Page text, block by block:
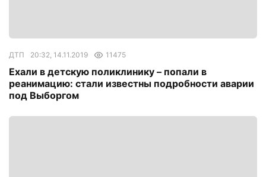
ДТП 20:32, 14.11.2019 11475
Ехали в детскую поликлинику – попали в
реанимацию: стали известны подробности аварии
под Выборгом